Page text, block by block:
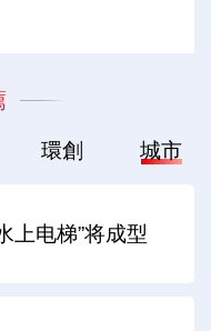
環創 城市
上电梯”将成型